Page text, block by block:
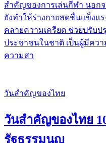
สำคัญของการเล่นกีฬา นอก
ยังทำให้ร่างกายสดชื่นแข็งแ
คลายความเครียด ช่วยปรับ
ประชาชนในชาติ เป็นผู้มีคว
ความสา
วันสำคัญของไทย
วันสำคัญของไทย
รัฐธรรมนูญ